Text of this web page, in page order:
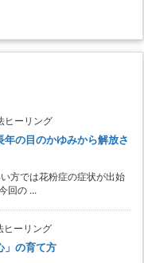
ヒーリング
の目のかゆみから解放さ
方では花粉症の症状が出始
回の ...
ヒーリング
」の育て方